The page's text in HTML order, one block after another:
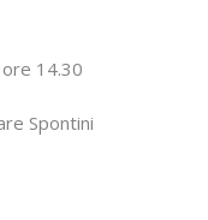
14.30
Spontini